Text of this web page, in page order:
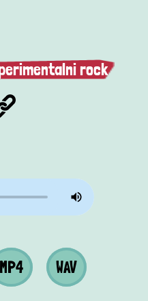
rock
datoteka
MP4 Wav datoteka
WAV